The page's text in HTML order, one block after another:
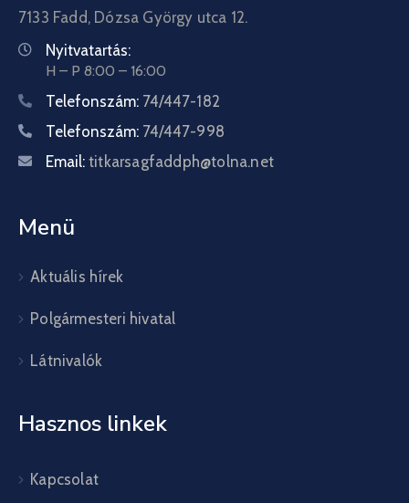
7133 Fadd, Dózsa György utca 12.
Nyitvatartás:
H – P 8:00 – 16:00
Telefonszám: 74/447-182
Telefonszám: 74/447-998
Email: titkarsagfaddph@tolna.net
Menü
Aktuális hírek
Polgármesteri hivatal
Látnivalók
Hasznos linkek
Kapcsolat